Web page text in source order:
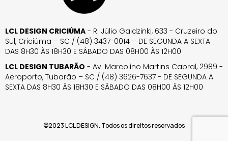
LCL DESIGN CRICIÚMA - R. Júlio Gaidzinki, 633 - Cruzeiro do
Sul, Criciúma – SC / (48) 3437-0014 – DE SEGUNDA A SEXTA
DAS 8H30 ÀS 18H30 E SÁBADO DAS 08H00 ÀS 12H00
LCL DESIGN TUBARÃO - Av. Marcolino Martins Cabral, 2989 -
Aeroporto, Tubarão – SC / (48) 3626-7637 - DE SEGUNDA A
SEXTA DAS 8H30 ÀS 18H30 E SÁBADO DAS 08H00 ÀS 12H00
©2023 LCL DESIGN. Todos os direitos reservados